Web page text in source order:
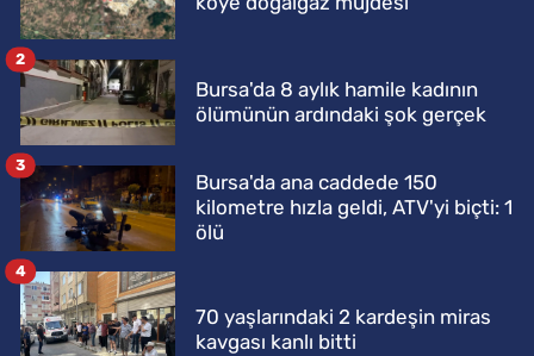
Bursa'da 8 aylık hamile kadının
ölümünün ardındaki şok gerçek
2
Bursa'da ana caddede 150
kilometre hızla geldi, ATV'yi biçti: 1
ölü
3
70 yaşlarındaki 2 kardeşin miras
kavgası kanlı bitti
4